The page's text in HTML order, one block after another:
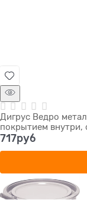
Дигрус Ведро
покрытием
717руб